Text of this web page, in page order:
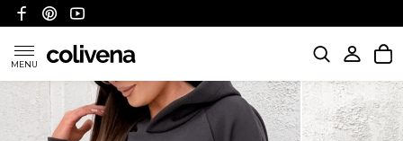
MENU
KATEGORIE
POLITYKA WYSYŁKI